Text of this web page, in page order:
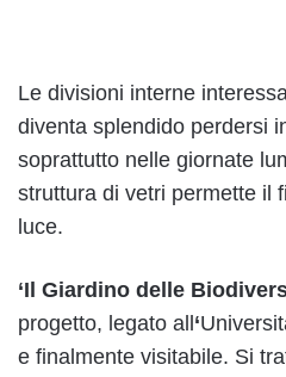
Le divisioni interne
diventa splendido perdersi
soprattutto nelle giornate
struttura di vetri permette il
luce.
‘Il Giardino delle
progetto, legato all ‘
e finalmente visitabile. Si